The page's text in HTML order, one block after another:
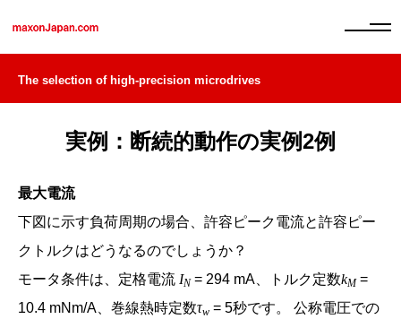
The selection of high-precision microdrives
実例：断続的動作の実例2例
最大電流
下図に示す負荷周期の場合、許容ピーク電流と許容ピー
クトルクはどうなるのでしょうか？
モータ条件は、定格電流 IN= 294 mA、トルク定数kM=
10.4 mNm/A、巻線熱時定数τw = 5秒です。 公称電圧での